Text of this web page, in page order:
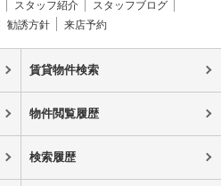
スタッフ紹介
スタッフブログ
勧誘方針 来店予約
賃貸物件検索
物件閲覧履歴
検索履歴